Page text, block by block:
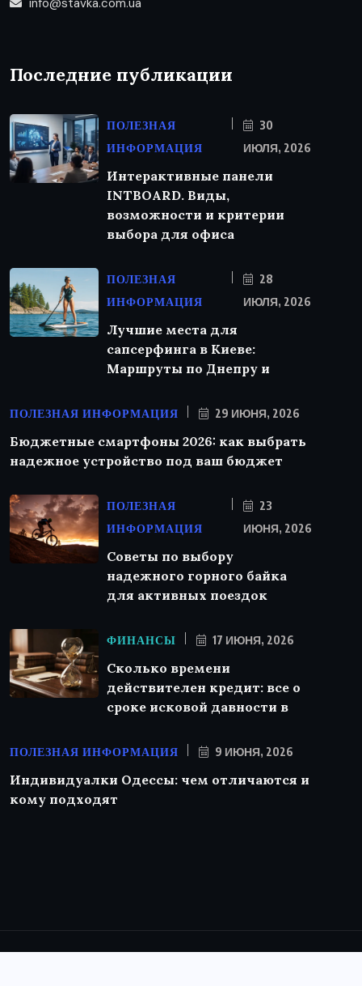
Последние публикации
ПОЛЕЗНАЯ
ИНФОРМАЦИЯ
30
ИЮЛЯ, 2026
Интерактивные панели
INTBOARD. Виды,
возможности и критерии
выбора для офиса
ПОЛЕЗНАЯ
ИНФОРМАЦИЯ
28
ИЮЛЯ, 2026
Лучшие места для
сапсерфинга в Киеве:
Маршруты по Днепру и
ПОЛЕЗНАЯ ИНФОРМАЦИЯ 29 ИЮНЯ, 2026
Бюджетные смартфоны 2026: как выбрать
надежное устройство под ваш бюджет
ПОЛЕЗНАЯ
ИНФОРМАЦИЯ
23
ИЮНЯ, 2026
Советы по выбору
надежного горного байка
для активных поездок
ФИНАНСЫ 17 ИЮНЯ, 2026
Сколько времени
действителен кредит: все о
сроке исковой давности в
ПОЛЕЗНАЯ ИНФОРМАЦИЯ 9 ИЮНЯ, 2026
Индивидуалки Одессы: чем отличаются и
кому подходят